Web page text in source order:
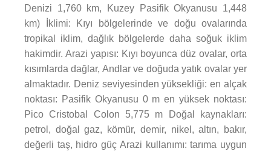
Denizi 1,760 km, Kuzey Pasifik Okyanusu 1,448
km) İklimi: Kıyı bölgelerinde ve doğu ovalarında
tropikal iklim, dağlık bölgelerde daha soğuk iklim
hakimdir. Arazi yapısı: Kıyı boyunca düz ovalar, orta
kısımlarda dağlar, Andlar ve doğuda yatık ovalar yer
almaktadır. Deniz seviyesinden yüksekliği: en alçak
noktası: Pasifik Okyanusu 0 m en yüksek noktası:
Pico Cristobal Colon 5,775 m Doğal kaynakları:
petrol, doğal gaz, kömür, demir, nikel, altın, bakır,
değerli taş, hidro güç Arazi kullanımı: tarıma uygun